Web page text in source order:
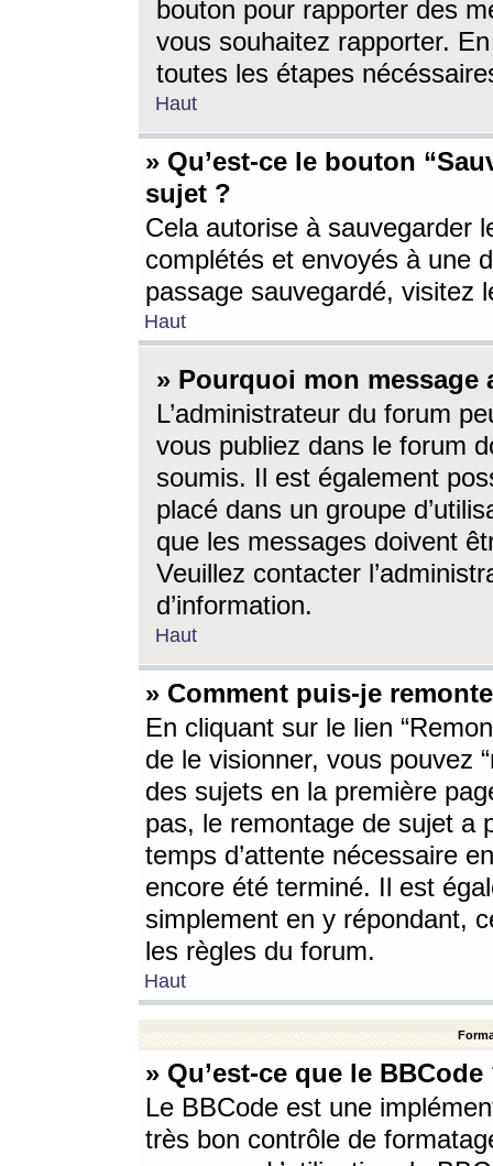
bouton pour rapporter des
vous souhaitez rapporter.
toutes les étapes
Haut
» Qu’est-ce le bouton
sujet ?
Cela autorise à sauvegarder
complétés et envoyés à une
passage sauvegardé, visitez
Haut
» Pourquoi mon message
L’administrateur du forum
vous publiez dans le forum
soumis. Il est également
placé dans un groupe
que les messages doivent
Veuillez contacter
d’information.
Haut
» Comment puis-je
En cliquant sur le lien
de le visionner, vous pouvez
des sujets en la première
pas, le remontage de sujet a
temps d’attente nécessaire
encore été terminé. Il est
simplement en y répondant,
les règles du forum.
Haut
» Qu’est-ce que le BBCode
Le BBCode est une
très bon contrôle de